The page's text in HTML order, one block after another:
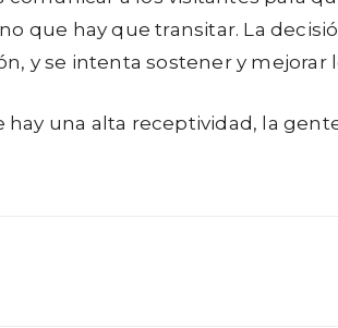
que hay que transitar. La
y se intenta sostener y mejorar
una alta receptividad, la